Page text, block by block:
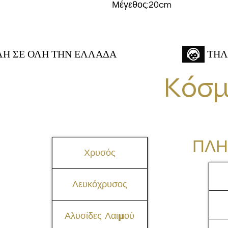
Μέγεθος:20cm
ΣΕ ΟΛΗ ΤΗΝ ΕΛΛΑΔΑ
Χρυσός
Λευκόχρυσος
Αλυσίδες Λαιμού